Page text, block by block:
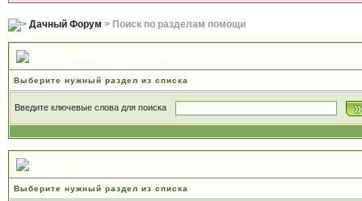
Дачный Форум > Поиск по разделам помощи
Выберите нужный раздел из списка
Введите ключевые слова для поиска
Выберите нужный раздел из списка